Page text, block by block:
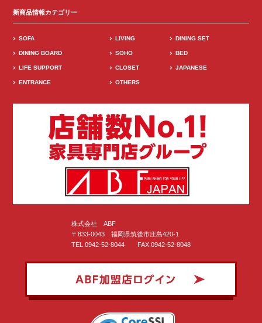
新商品情報カテゴリー
SOFA LIVING DINING SET
DINING BOARD SOHO BED
LIFE SUPPORT CLOSET JAPANESE
ENTRANCE OTHERS
株式会社 ABF
〒833-0043 福岡県筑後市庄島420-1
TEL.0942-52-8044 FAX.0942-52-8048